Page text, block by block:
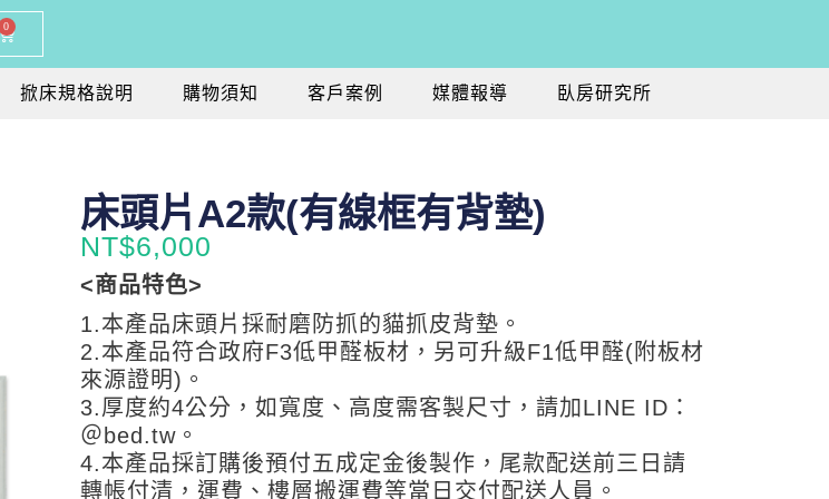
0
掀床規格說明 購物須知 客戶案例 媒體報導 臥房研究所
床頭片A2款(有線框有背墊)
NT$6,000
<商品特色>
1.本產品床頭片採耐磨防抓的貓抓皮背墊。
2.本產品符合政府F3低甲醛板材，另可升級F1低甲醛(附板材
來源證明)。
3.厚度約4公分，如寬度、高度需客製尺寸，請加LINE ID：
＠bed.tw。
4.本產品採訂購後預付五成定金後製作，尾款配送前三日請
轉帳付清，運費、樓層搬運費等當日交付配送人員。